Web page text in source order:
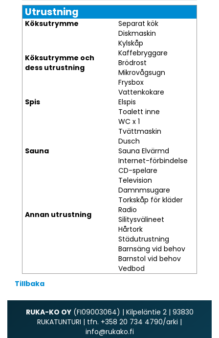
Utrustning
Köksutrymme Separat kök
Köksutrymme och
dess utrustning
Diskmaskin
Kylskåp
Kaffebryggare
Brödrost
Mikrovågsugn
Frysbox
Vattenkokare
Spis
Elspis
Toalett inne
WC x 1
Tvättmaskin
Dusch
Sauna
Sauna Elvärmd
Annan utrustning
Internet-förbindelse
CD-spelare
Television
Damnmsugare
Torkskåp för kläder
Radio
Silitysvälineet
Hårtork
Städutrustning
Barnsäng vid behov
Barnstol vid behov
Vedbod
Tillbaka
RUKA-KO OY(FI09003064) | Kilpeläntie 2 | 93830
RUKATUNTURI | tfn. +358 20 734 4790/arki |
info@rukako.fi